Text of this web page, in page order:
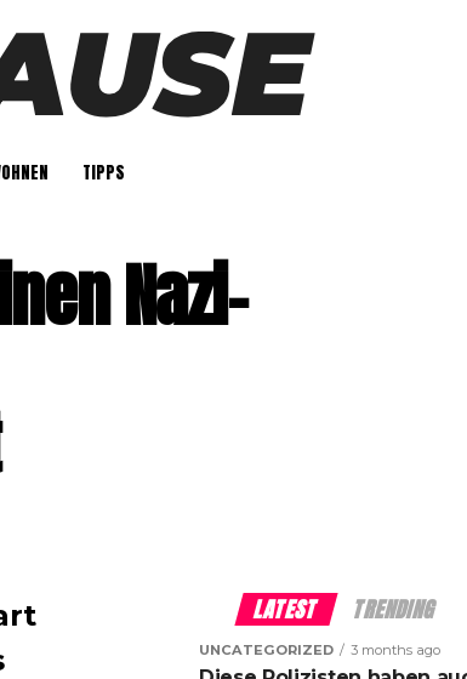
TIPPS
Nazi-
LATEST TRENDING
UNCATEGORIZED 3 months ago